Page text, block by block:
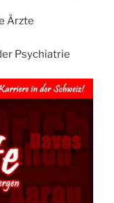
Ärzte
Psychiatrie